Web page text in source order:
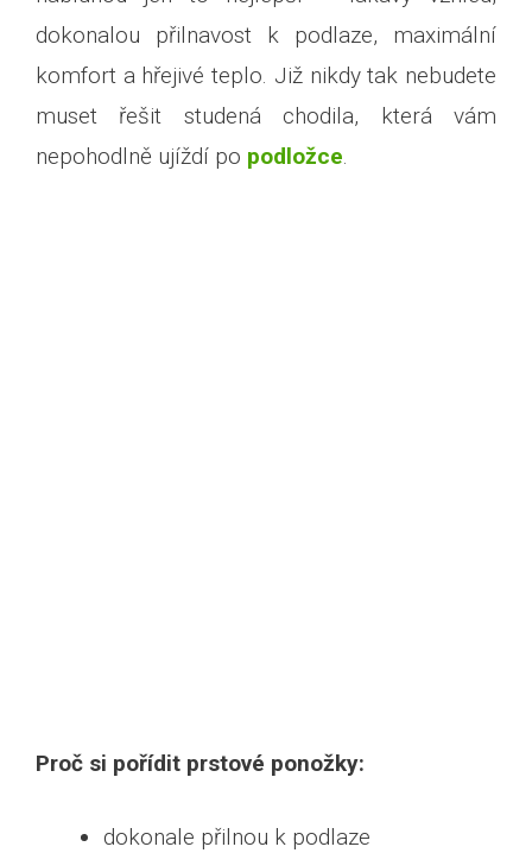
dokonalou přilnavost k podlaze, maximální
komfort a hřejivé teplo. Již nikdy tak nebudete
muset řešit studená chodila, která vám
nepohodlně ujíždí po podložce.
Proč si pořídit prstové ponožky:
dokonale přilnou k podlaze